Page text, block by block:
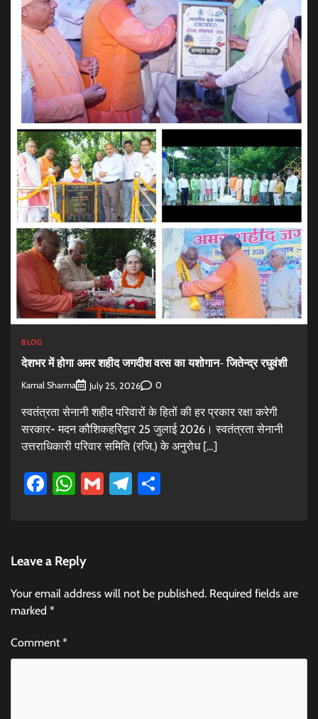
BLOG
देशभर में होगा अमर शहीद जगदीश वत्स का यशोगान- जितेन्द्र रघुवंशी
Kamal Sharma July 25, 2026 0
स्वतंत्रता सेनानी शहीद परिवारों के हितों की हर प्रकार रक्षा करेगी
सरकार- मदन कौशिकहरिद्वार 25 जुलाई 2026। स्वतंत्रता सेनानी
उत्तराधिकारी परिवार समिति (रजि.) के अनुरोध […]
Facebook
WhatsApp
GmailTelegram
Leave a Reply
Your email address will not be published. Required fields are
marked *
Comment*